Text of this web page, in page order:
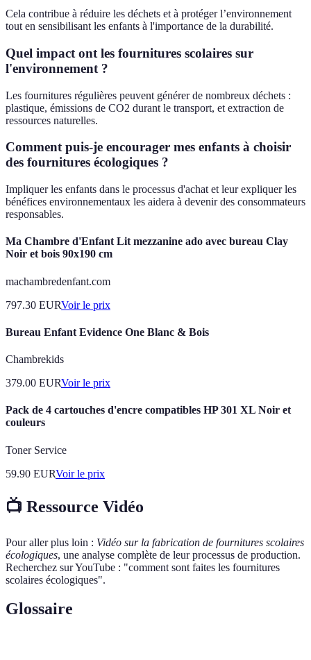
Cela contribue à réduire les déchets et à protéger l’environnement
tout en sensibilisant les enfants à l'importance de la durabilité.
Quel impact ont les fournitures scolaires sur
l'environnement ?
Les fournitures régulières peuvent générer de nombreux déchets :
plastique, émissions de CO2 durant le transport, et extraction de
ressources naturelles.
Comment puis-je encourager mes enfants à choisir
des fournitures écologiques ?
Impliquer les enfants dans le processus d'achat et leur expliquer les
bénéfices environnementaux les aidera à devenir des consommateurs
responsables.
Ma Chambre d'Enfant Lit mezzanine ado avec bureau Clay
Noir et bois 90x190 cm
machambredenfant.com
797.30 EURVoir le prix
Bureau Enfant Evidence One Blanc & Bois
Chambrekids
379.00 EURVoir le prix
Pack de 4 cartouches d'encre compatibles HP 301 XL Noir et
couleurs
Toner Service
59.90 EURVoir le prix
📺 Ressource Vidéo
Pour aller plus loin : Vidéo sur la fabrication de fournitures scolaires
écologiques, une analyse complète de leur processus de production.
Recherchez sur YouTube : "comment sont faites les fournitures
scolaires écologiques".
Glossaire